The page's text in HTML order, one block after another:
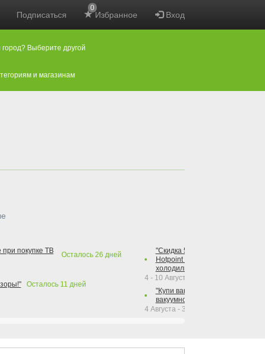
Подписаться Избранное
0
Вход
Выберите другой
и магазинам
при покупке ТВ
Осталось 26 дней
Осталось 11 дней
"Скидка 50% на варочную
Hotpoint при покупке духового
холодильника Hotpoint!"
4 - 10 Августа 2026
"Купи вакуумный упаковщик +
вакуумного упаковщика =
4 Августа - 30 Сентября 2026